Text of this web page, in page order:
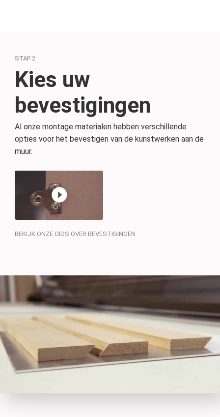
STAP 2
Kies uw
bevestigingen
Al onze montage materialen hebben verschillende
opties voor het bevestigen van de kunstwerken aan de
muur.
BEKIJK ONZE GIDS OVER BEVESTIGINGEN